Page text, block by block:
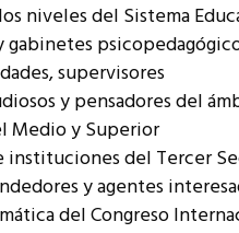
niveles del Sistema
supervisores
y pensadores del
Medio y Superior
instituciones del Tercer
y agentes
del Congreso